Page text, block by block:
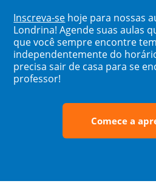
Inscreva-se hoje para nossas
Londrina! Agende suas aulas
que você sempre encontre
independentemente do
precisa sair de casa para se
professor!
Comece a